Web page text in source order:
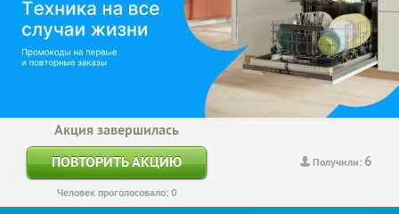
Получили: 6
Акция завершилась
ПОВТОРИТЬ АКЦИЮ
Человек проголосовало: 0